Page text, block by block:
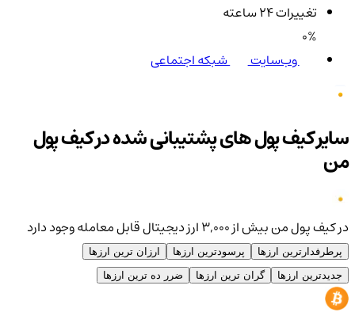
تغییرات ۲۴ ساعته
0%
وب‌سایت
شبکه اجتماعی
سایر کیف پول های پشتیبانی شده در کیف پول
من
در کیف پول من بیش از ۳,۰۰۰ ارز دیجیتال قابل معامله وجود دارد
پرطرفدارترین ارزها پرسودترین ارزها
ارزان ترین ارزها
جدیدترین ارزها
گران ترین ارزها ضرر ده ترین ارزها